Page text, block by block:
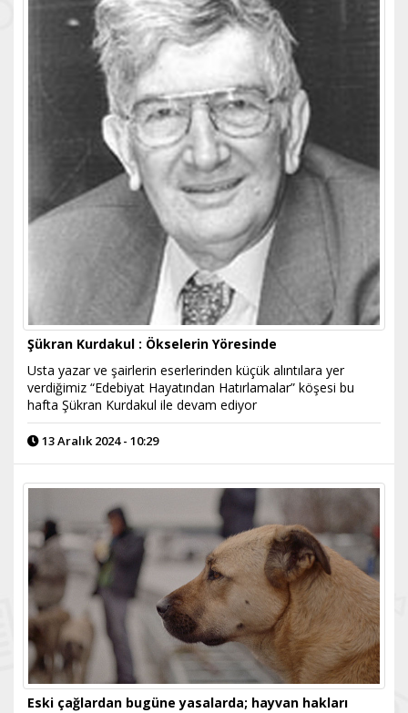
Şükran Kurdakul : Ökselerin Yöresinde
Usta yazar ve şairlerin eserlerinden küçük alıntılara yer
verdiğimiz “Edebiyat Hayatından Hatırlamalar” köşesi bu
hafta Şükran Kurdakul ile devam ediyor
13 Aralık 2024 - 10:29
Eski çağlardan bugüne yasalarda; hayvan hakları